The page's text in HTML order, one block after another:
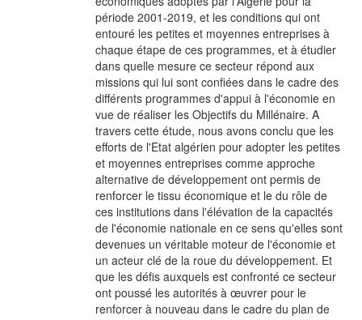
période 2001-2019, et les conditions qui ont
entouré les petites et moyennes entreprises à
chaque étape de ces programmes, et à étudier
dans quelle mesure ce secteur répond aux
missions qui lui sont confiées dans le cadre des
différents programmes d'appui à l'économie en
vue de réaliser les Objectifs du Millénaire. A
travers cette étude, nous avons conclu que les
efforts de l'Etat algérien pour adopter les petites
et moyennes entreprises comme approche
alternative de développement ont permis de
renforcer le tissu économique et le du rôle de
ces institutions dans l'élévation de la capacités
de l'économie nationale en ce sens qu'elles sont
devenues un véritable moteur de l'économie et
un acteur clé de la roue du développement. Et
que les défis auxquels est confronté ce secteur
ont poussé les autorités à œuvrer pour le
renforcer à nouveau dans le cadre du plan de